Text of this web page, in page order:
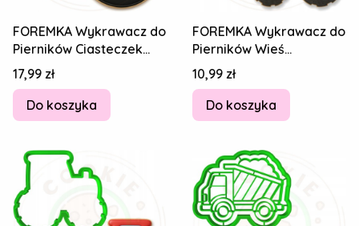
FOREMKA Wykrawacz do
Pierników Ciasteczek
Auto Samochód Znak
Logo BMW 8cm
Cena
17,99 zł
Do koszyka
FOREMKA Wykrawacz do
Pierników Wieś
Samochód Pojazd AUTO
Traktor 8cm
Cena
10,99 zł
Do koszyka